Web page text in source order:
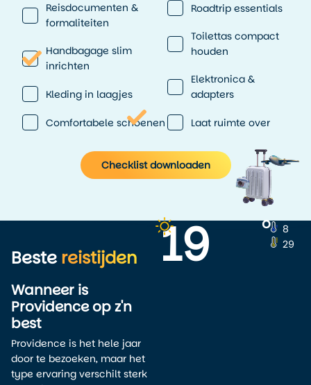
Reisdocumenten &
formaliteiten
Handbagage slim
inrichten
Kleding in laagjes
Comfortabele schoenen
Roadtrip essentials
Toilettas compact
houden
Elektronica &
adapters
Laat ruimte over
Checklist downloaden
Bestereistijden
Wanneer is
Providence op z'n
best
Providence is het hele jaar
door te bezoeken, maar het
type ervaring verschilt sterk
19 o
8
29